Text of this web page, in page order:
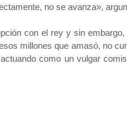
no se avanza»,
con el rey y sin embargo,
millones que amasó, no
como un vulgar